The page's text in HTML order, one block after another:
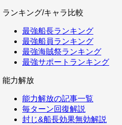
ランキング/キャラ比較
最強船長ランキング
最強船員ランキング
最強海賊祭ランキング
最強サポートランキング
能力解放
能力解放の記事一覧
毎ターン回復解説
封じ&船長効果無効解説